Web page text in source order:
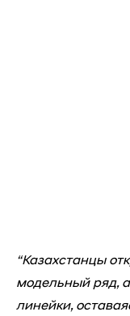
“Казахстанцы
модельный ряд,
линейки,